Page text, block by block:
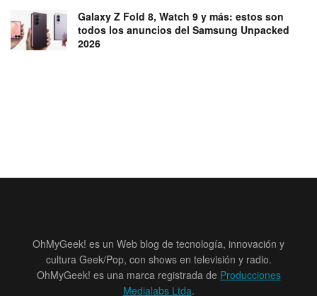
Galaxy Z Fold 8, Watch 9 y más: estos son
todos los anuncios del Samsung Unpacked
2026
OhMyGeek! es un Web blog de tecnología, innovación y
cultura Geek/Pop, con shows en televisión y radio.
OhMyGeek! es una marca registrada de Producciones
Medialabs Ltda.